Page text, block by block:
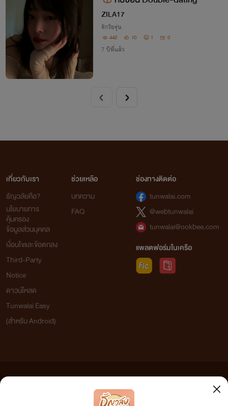
ZILA17
รักวัยรุ่น
442 10 1 0
7 ปีที่แล้ว
เกี่ยวกับเรา
ธัญวลัยคือ?
นโยบายการ
คุ้มครอง
ข้อมูลส่วนบุคคล
เงื่อนไขและข้อตกลง
Third-Party
Notice
ดาวน์โหลด
Tunwalai Easy
(สำหรับ Android)
ช่วยเหลือ
บทความ
FAQ
ช่องทางติดต่อ
tunwalai.com
@webtunwalai
tunwalai@ookbee.com
แพลตฟอร์มในเครือ
เว็บไซต์แห่งนี้ไม่ได้เห็นด้วยและไม่ขอรับผิดชอบต่อข้อความใดๆ ทั้งสิ้น ดังนั้นผู้อ่านทุกท่านโปรดใช้